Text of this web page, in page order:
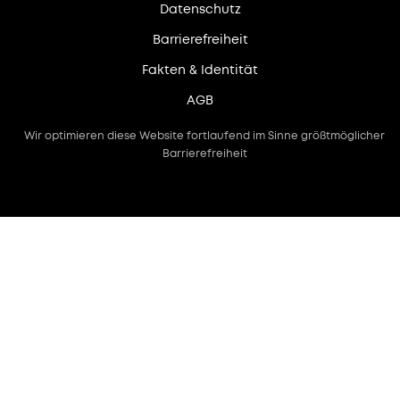
Datenschutz
Barrierefreiheit
Fakten & Identität
AGB
Wir optimieren diese Website fortlaufend im Sinne größtmöglicher
Barrierefreiheit